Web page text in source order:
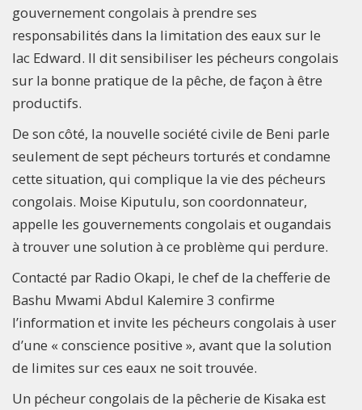
gouvernement congolais à prendre ses
responsabilités dans la limitation des eaux sur le
lac Edward. Il dit sensibiliser les pécheurs congolais
sur la bonne pratique de la pêche, de façon à être
productifs.
De son côté, la nouvelle société civile de Beni parle
seulement de sept pécheurs torturés et condamne
cette situation, qui complique la vie des pécheurs
congolais. Moise Kiputulu, son coordonnateur,
appelle les gouvernements congolais et ougandais
à trouver une solution à ce problème qui perdure.
Contacté par Radio Okapi, le chef de la chefferie de
Bashu Mwami Abdul Kalemire 3 confirme
l’information et invite les pécheurs congolais à user
d’une « conscience positive », avant que la solution
de limites sur ces eaux ne soit trouvée.
Un pécheur congolais de la pêcherie de Kisaka est